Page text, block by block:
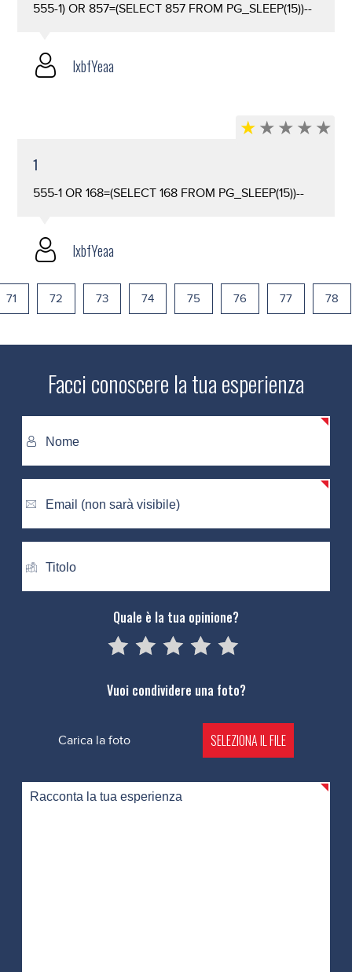
555-1) OR 857=(SELECT 857 FROM PG_SLEEP(15))--
lxbfYeaa
1
555-1 OR 168=(SELECT 168 FROM PG_SLEEP(15))--
lxbfYeaa
71 72 73 74 75 76 77 78
Facci conoscere la tua esperienza
Quale è la tua opinione?
45
4
35
3
25
2
15
05
Vuoi condividere una foto?
Carica la foto SELEZIONA IL FILE